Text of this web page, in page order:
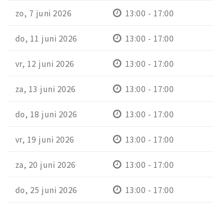
zo, 7 juni 2026 13:00 - 17:00
do, 11 juni 2026 13:00 - 17:00
vr, 12 juni 2026 13:00 - 17:00
za, 13 juni 2026 13:00 - 17:00
do, 18 juni 2026 13:00 - 17:00
vr, 19 juni 2026 13:00 - 17:00
za, 20 juni 2026 13:00 - 17:00
do, 25 juni 2026 13:00 - 17:00